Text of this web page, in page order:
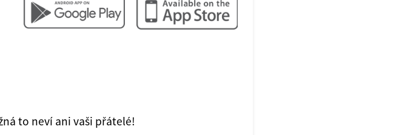
to neví ani vaši přátelé!